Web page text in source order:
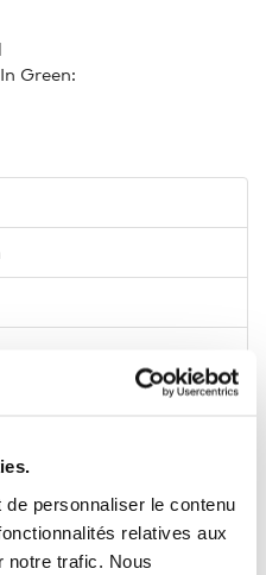
personnaliser le contenu
relatives aux
notre trafic. Nous
Green: